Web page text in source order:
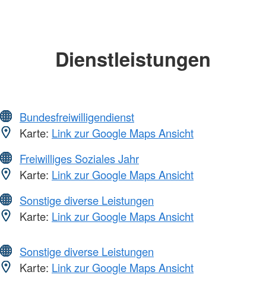
Dienstleistungen
Bundesfreiwilligendienst
Karte: Link zur Google Maps Ansicht
Freiwilliges Soziales Jahr
Karte: Link zur Google Maps Ansicht
Sonstige diverse Leistungen
Karte: Link zur Google Maps Ansicht
Sonstige diverse Leistungen
Karte: Link zur Google Maps Ansicht